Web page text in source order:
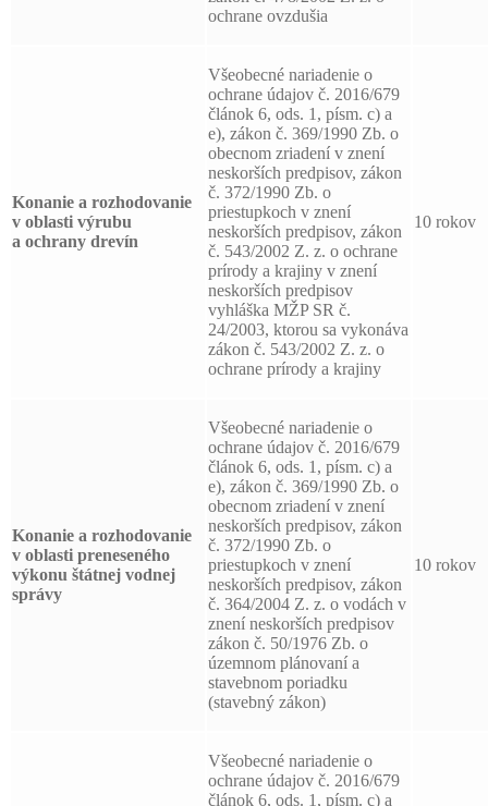
ochrane ovzdušia
Konanie a rozhodovanie
v oblasti výrubu
a ochrany drevín
Všeobecné nariadenie o
ochrane údajov č. 2016/679
článok 6, ods. 1, písm. c) a
e), zákon č. 369/1990 Zb. o
obecnom zriadení v znení
neskorších predpisov, zákon
č. 372/1990 Zb. o
priestupkoch v znení
neskorších predpisov, zákon
č. 543/2002 Z. z. o ochrane
prírody a krajiny v znení
neskorších predpisov
vyhláška MŽP SR č.
24/2003, ktorou sa vykonáva
zákon č. 543/2002 Z. z. o
ochrane prírody a krajiny
10 rokov
Konanie a rozhodovanie
v oblasti preneseného
výkonu štátnej vodnej
správy
Všeobecné nariadenie o
ochrane údajov č. 2016/679
článok 6, ods. 1, písm. c) a
e), zákon č. 369/1990 Zb. o
obecnom zriadení v znení
neskorších predpisov, zákon
č. 372/1990 Zb. o
priestupkoch v znení
neskorších predpisov, zákon
č. 364/2004 Z. z. o vodách v
znení neskorších predpisov
zákon č. 50/1976 Zb. o
územnom plánovaní a
stavebnom poriadku
(stavebný zákon)
10 rokov
Všeobecné nariadenie o
ochrane údajov č. 2016/679
článok 6, ods. 1, písm. c) a